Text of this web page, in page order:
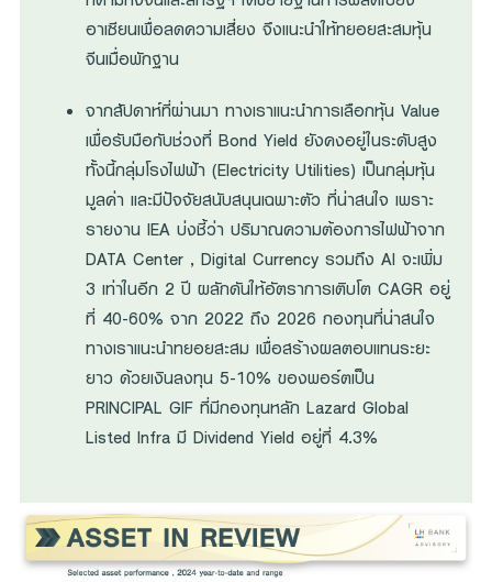
อาเซียนเพื่อลดความเสี่ยง จึงแนะนำให้ทยอยสะสมหุ้น
จีนเมื่อพักฐาน
จากสัปดาห์ที่ผ่านมา ทางเราแนะนำการเลือกหุ้น Value
เพื่อรับมือกับช่วงที่ Bond Yield ยังคงอยู่ในระดับสูง
ทั้งนี้กลุ่มโรงไฟฟ้า (Electricity Utilities) เป็นกลุ่มหุ้น
มูลค่า และมีปัจจัยสนับสนุนเฉพาะตัว ที่น่าสนใจ เพราะ
รายงาน IEA บ่งชี้ว่า ปริมาณความต้องการไฟฟ้าจาก
DATA Center , Digital Currency รวมถึง AI จะเพิ่ม
3 เท่าในอีก 2 ปี ผลักดันให้อัตราการเติบโต CAGR อยู่
ที่ 40-60% จาก 2022 ถึง 2026 กองทุนที่น่าสนใจ
ทางเราแนะนำทยอยสะสม เพื่อสร้างผลตอบแทนระยะ
ยาว ด้วยเงินลงทุน 5-10% ของพอร์ตเป็น
PRINCIPAL GIF ที่มีกองทุนหลัก Lazard Global
Listed Infra มี Dividend Yield อยู่ที่ 4.3%